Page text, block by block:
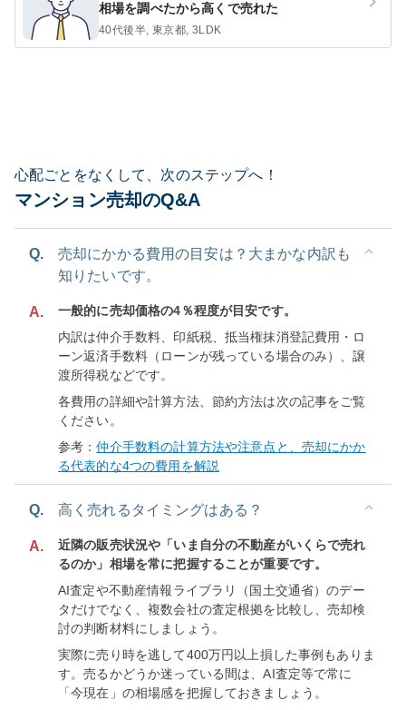
相場を調べたから高くで売れた
40代後半, 東京都, 3LDK
心配ごとをなくして、次のステップへ！
マンション売却のQ&A
Q.
売却にかかる費用の目安は？大まかな内訳も
知りたいです。
A.
一般的に売却価格の4％程度が目安です。
内訳は仲介手数料、印紙税、抵当権抹消登記費用・ロ
ーン返済手数料（ローンが残っている場合のみ）、譲
渡所得税などです。
各費用の詳細や計算方法、節約方法は次の記事をご覧
ください。
参考：仲介手数料の計算方法や注意点と、売却にかか
る代表的な4つの費用を解説
Q. 高く売れるタイミングはある？
A.
近隣の販売状況や「いま自分の不動産がいくらで売れ
るのか」相場を常に把握することが重要です。
AI査定や不動産情報ライブラリ（国土交通省）のデー
タだけでなく、複数会社の査定根拠を比較し、売却検
討の判断材料にしましょう。
実際に売り時を逃して400万円以上損した事例もありま
す。売るかどうか迷っている間は、AI査定等で常に
「今現在」の相場感を把握しておきましょう。